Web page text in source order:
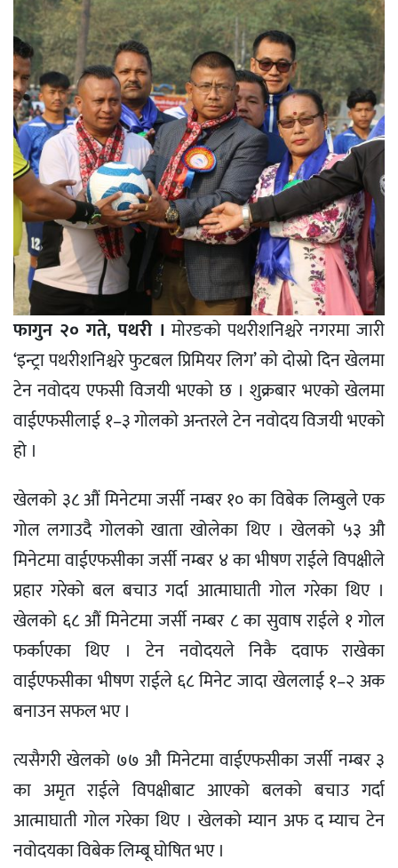
फागुन २० गते, पथरी । मोरङको पथरीशनिश्चरे नगरमा जारी
‘इन्ट्रा पथरीशनिश्चरे फुटबल प्रिमियर लिग’ को दोस्रो दिन खेलमा
टेन नवोदय एफसी विजयी भएको छ । शुक्रबार भएको खेलमा
वाईएफसीलाई १–३ गोलको अन्तरले टेन नवोदय विजयी भएको
हो ।
खेलको ३८ औं मिनेटमा जर्सी नम्बर १० का विबेक लिम्बुले एक
गोल लगाउदै गोलको खाता खोलेका थिए । खेलको ५३ औ
मिनेटमा वाईएफसीका जर्सी नम्बर ४ का भीषण राईले विपक्षीले
प्रहार गरेको बल बचाउ गर्दा आत्माघाती गोल गरेका थिए ।
खेलको ६८ औं मिनेटमा जर्सी नम्बर ८ का सुवाष राईले १ गोल
फर्काएका थिए । टेन नवोदयले निकै दवाफ राखेका
वाईएफसीका भीषण राईले ६८ मिनेट जादा खेललाई १–२ अक
बनाउन सफल भए ।
त्यसैगरी खेलको ७७ औ मिनेटमा वाईएफसीका जर्सी नम्बर ३
का अमृत राईले विपक्षीबाट आएको बलको बचाउ गर्दा
आत्माघाती गोल गरेका थिए । खेलको म्यान अफ द म्याच टेन
नवोदयका विबेक लिम्बू घोषित भए ।